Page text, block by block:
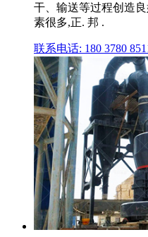
干、输送等过程创造
素很多,正. 邦 .
联系电话: 180 3780